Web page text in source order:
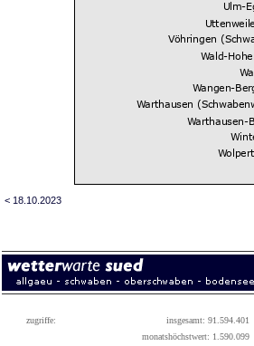
< 18.10.2023
zugriffe: insgesamt: 91.594.401
monatshöchstwert: 1.590.099